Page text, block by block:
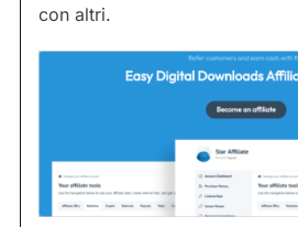
con altri.